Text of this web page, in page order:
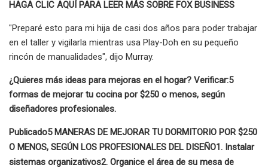
HAGA CLIC AQUÍ PARA LEER MÁS SOBRE FOX BUSINESS
"Preparé esto para mi hija de casi dos años para poder trabajar
en el taller y vigilarla mientras usa Play-Doh en su pequeño
rincón de manualidades", dijo Murray.
¿Quieres más ideas para mejoras en el hogar? Verificar:5
formas de mejorar tu cocina por $250 o menos, según
diseñadores profesionales.
Publicado5 MANERAS DE MEJORAR TU DORMITORIO POR $250
O MENOS, SEGÚN LOS PROFESIONALES DEL DISEÑO1. Instalar
sistemas organizativos2. Organice el área de su mesa de